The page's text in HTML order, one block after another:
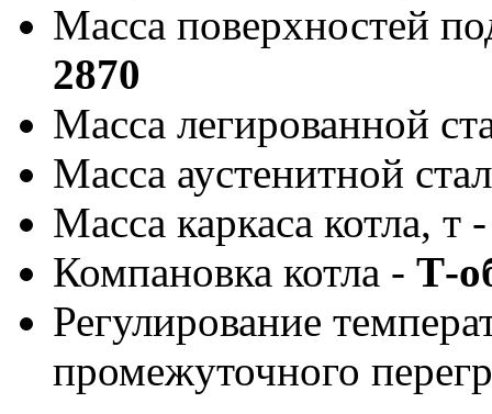
Масса поверхностей
2870
Масса легированной
Масса аустенитной
Масса каркаса котла, т
Компановка котла - Т-
Регулирование
промежуточного